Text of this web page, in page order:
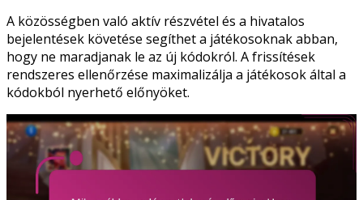
A közösségben való aktív részvétel és a hivatalos
bejelentések követése segíthet a játékosoknak abban,
hogy ne maradjanak le az új kódokról. A frissítések
rendszeres ellenőrzése maximalizálja a játékosok által a
kódokból nyerhető előnyöket.